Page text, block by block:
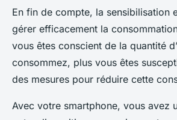
En fin de compte, la sensibilisation
gérer efficacement la
vous êtes conscient de la quantité
consommez, plus vous êtes
des mesures pour réduire cette
Avec votre smartphone, vous avez